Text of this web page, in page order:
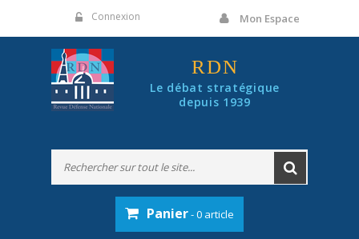
Connexion Mon Espace
RDN
Le débat stratégique
depuis 1939
Panier- 0 article